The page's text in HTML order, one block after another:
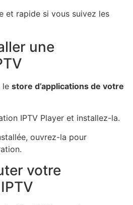
et rapide si vous suivez les
une
le store d’applications de votre
IPTV Player et installez-la.
ouvrez-la pour
votre